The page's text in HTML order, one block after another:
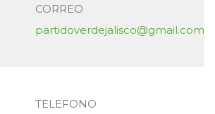
CORREO
partidoverdejalisco@gmail.com
TELEFONO